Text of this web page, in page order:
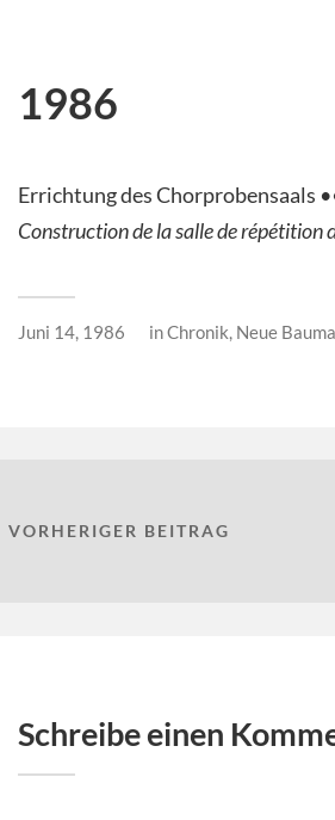
1986
Errichtung des Chorprobensaals
Construction de la salle de répétition
Juni 14, 1986 inChronik, Neue
BEITRAG
Schreibe einen